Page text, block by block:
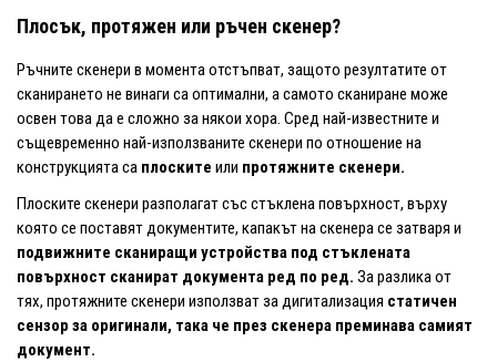
Плосък, протяжен или ръчен скенер?
Ръчните скенери в момента отстъпват, защото резултатите от
сканирането не винаги са оптимални, а самото сканиране може
освен това да е сложно за някои хора. Сред най-известните и
същевременно най-използваните скенери по отношение на
конструкцията са плоските или протяжните скенери.
Плоските скенери разполагат със стъклена повърхност, върху
която се поставят документите, капакът на скенера се затваря и
подвижните сканиращи устройства под стъклената
повърхност сканират документа ред по ред. За разлика от
тях, протяжните скенери използват за дигитализация статичен
сензор за оригинали, така че през скенера преминава самият
документ.